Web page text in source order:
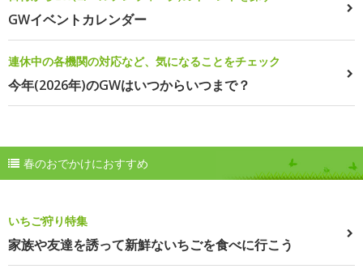
GWイベントカレンダー
連休中の各機関の対応など、気になることをチェック
今年(2026年)のGWはいつからいつまで？
春のおでかけにおすすめ
いちご狩り特集
家族や友達を誘って新鮮ないちごを食べに行こう